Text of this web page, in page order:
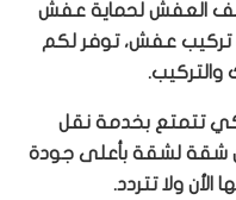
العفش لحماية عفش
تركيب عفش، توفر لكم
تتمتع بخدمة نقل
لشقة بأعلى جودة
ولا تتردد.